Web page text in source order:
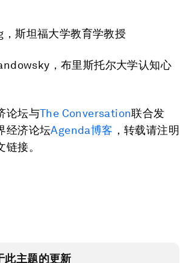
斯坦福大学教育学教授
，布里斯托尔大学认知心
论坛与The Conversation联合发
经济论坛Agenda博客 ，转载请注明
接。
此主题的更新